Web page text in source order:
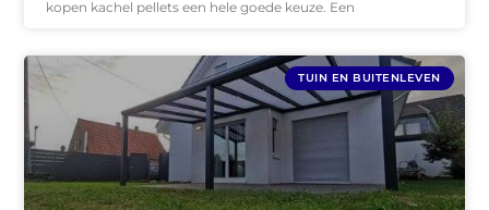
kopen kachel pellets een hele goede keuze. Een
TUIN EN BUITENLEVEN